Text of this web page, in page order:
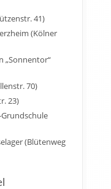
41)
(Kölner
„Sonnentor“
70)
23)
(Blütenweg